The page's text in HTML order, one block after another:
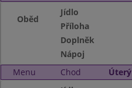
Oběd
Jídlo
Příloha
Doplněk
Nápoj
Menu
Chod
Úterý